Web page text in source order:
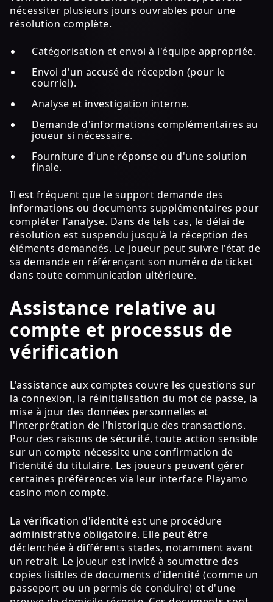
nécessiter plusieurs jours ouvrables pour une
résolution complète.
Catégorisation et envoi à l'équipe appropriée.
Envoi d'un accusé de réception (pour le
courriel).
Analyse et investigation interne.
Demande d'informations complémentaires au
joueur si nécessaire.
Fourniture d'une réponse ou d'une solution
finale.
Il est fréquent que le support demande des
informations ou documents supplémentaires pour
compléter l'analyse. Dans de tels cas, le délai de
résolution est suspendu jusqu'à la réception des
éléments demandés. Le joueur peut suivre l'état de
sa demande en référençant son numéro de ticket
dans toute communication ultérieure.
Assistance relative au
compte et processus de
vérification
L'assistance aux comptes couvre les questions sur
la connexion, la réinitialisation du mot de passe, la
mise à jour des données personnelles et
l'interprétation de l'historique des transactions.
Pour des raisons de sécurité, toute action sensible
sur un compte nécessite une confirmation de
l'identité du titulaire. Les joueurs peuvent gérer
certaines préférences via leur interface Playamo
casino mon compte.
La vérification d'identité est une procédure
administrative obligatoire. Elle peut être
déclenchée à différents stades, notamment avant
un retrait. Le joueur est invité à soumettre des
copies lisibles de documents d'identité (comme un
passeport ou un permis de conduire) et d'une